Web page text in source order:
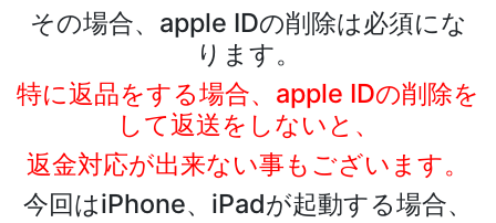
その場合、apple IDの削除は必須にな
ります。
特に返品をする場合、apple IDの削除を
して返送をしないと、
返金対応が出来ない事もございます。
今回はiPhone、iPadが起動する場合、